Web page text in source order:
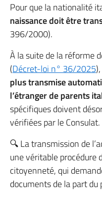
Pour que la nationalité
naissance doit être
396/2000).
À la suite de la réforme
(Décret-loi n° 36/2025),
plus transmise
l’étranger de parents
spécifiques doivent
vérifiées par le Consulat.
🔍 La transmission de
une véritable procédure
citoyenneté, qui
documents de la part du